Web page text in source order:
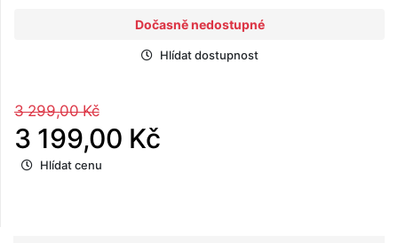
Dočasně nedostupné
Hlídat dostupnost
3 299,00 Kč
3 199,00 Kč
Hlídat cenu